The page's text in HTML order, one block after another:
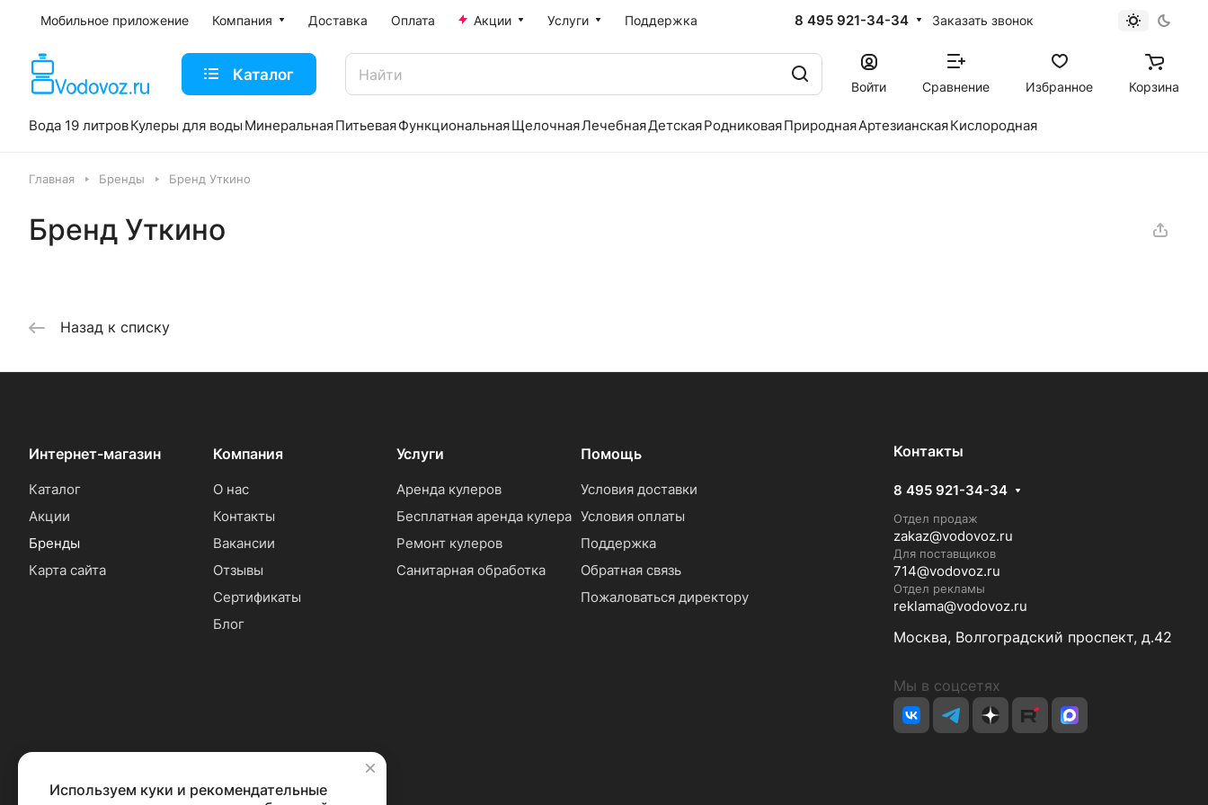
Мобильное приложение Компания Доставка Оплата Акции Услуги Поддержка 8 495 921-34-34 Заказать звонок
Каталог
Войти Сравнение Избранное Корзина
Вода 19 литровКулеры для воды МинеральнаяПитьеваяФункциональнаяЩелочнаяЛечебнаяДетскаяРодниковаяПрироднаяАртезианскаяКислородная
Главная Бренды Бренд Уткино
Бренд Уткино
Назад к списку
Интернет-магазин
Каталог
Акции
Бренды
Карта сайта
Компания
О нас
Контакты
Вакансии
Отзывы
Сертификаты
Блог
Услуги
Аренда кулеров
Бесплатная аренда кулера
Ремонт кулеров
Санитарная обработка
Помощь
Условия доставки
Условия оплаты
Поддержка
Обратная связь
Пожаловаться директору
Контакты
8 495 921-34-34
Отдел продаж
zakaz@vodovoz.ru
Для поставщиков
714@vodovoz.ru
Отдел рекламы
reklama@vodovoz.ru
Москва, Волгоградский проспект, д.42
Мы в соцсетях
✕
Используем куки и рекомендательные